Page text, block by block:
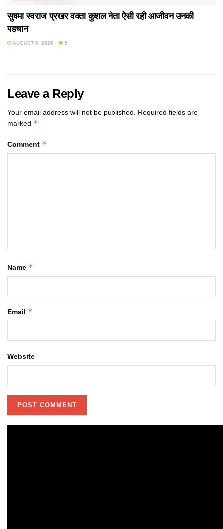
सुषमा स्वराज प्रखर वक्ता कुशल नेता ऐसी रही आजीवन उनकी
पहचान
AUGUST 6, 2026 5
Leave a Reply
Your email address will not be published. Required fields are
marked *
Comment *
Name *
Email *
Website